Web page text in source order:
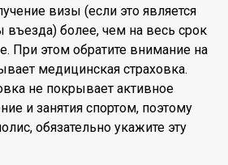
визы (если это является
въезда) более, чем на весь срок
При этом обратите внимание на
медицинская страховка.
не покрывает активное
и занятия спортом, поэтому
обязательно укажите эту